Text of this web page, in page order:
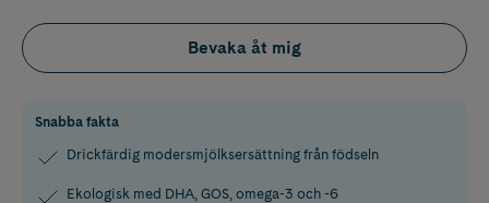
Bevaka åt mig
Snabba fakta
Drickfärdig modersmjölksersättning från födseln
Ekologisk med DHA, GOS, omega-3 och -6